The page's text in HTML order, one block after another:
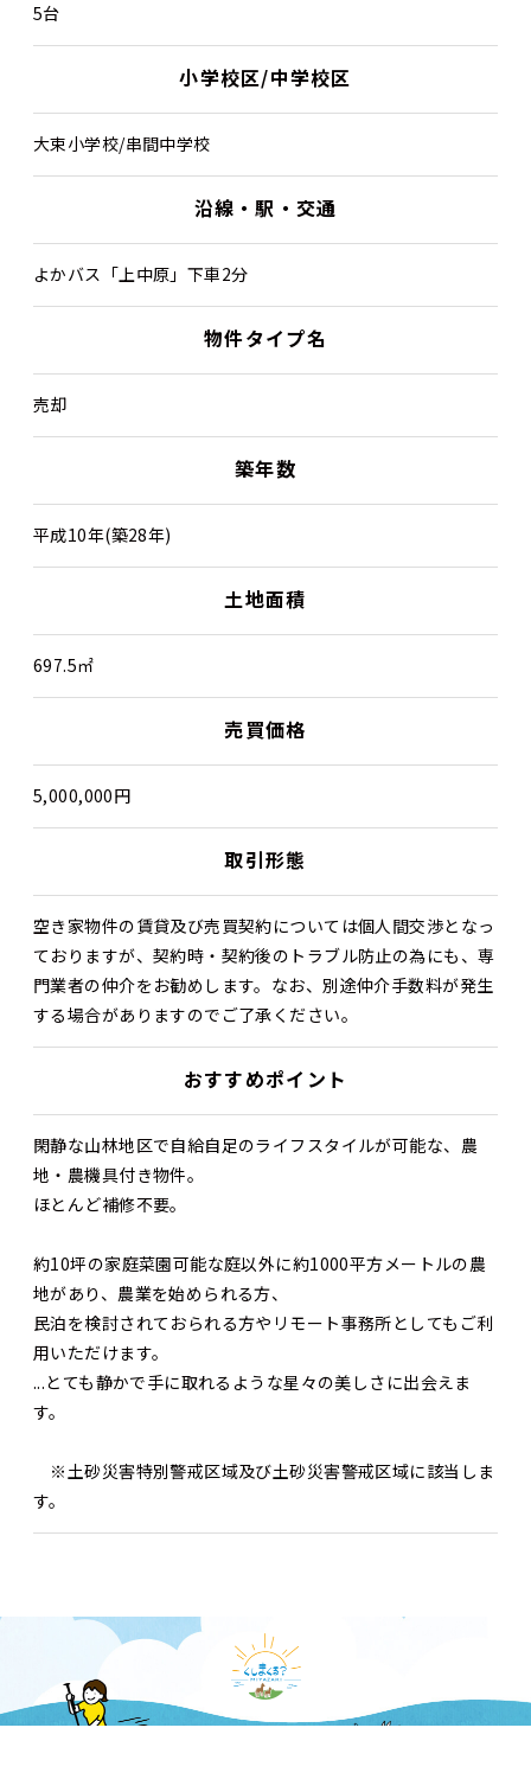
5台
小学校区/中学校区
大束小学校/串間中学校
沿線・駅・交通
よかバス「上中原」下車2分
物件タイプ名
売却
築年数
平成10年(築28年)
土地面積
697.5㎡
売買価格
5,000,000円
取引形態
空き家物件の賃貸及び売買契約については個人間交渉となっ
ておりますが、契約時・契約後のトラブル防止の為にも、専
門業者の仲介をお勧めします。なお、別途仲介手数料が発生
する場合がありますのでご了承ください。
おすすめポイント
閑静な山林地区で自給自足のライフスタイルが可能な、農
地・農機具付き物件。
ほとんど補修不要。
約10坪の家庭菜園可能な庭以外に約1000平方メートルの農
地があり、農業を始められる方、
民泊を検討されておられる方やリモート事務所としてもご利
用いただけます。
...とても静かで手に取れるような星々の美しさに出会えま
す。
※土砂災害特別警戒区域及び土砂災害警戒区域に該当しま
す。